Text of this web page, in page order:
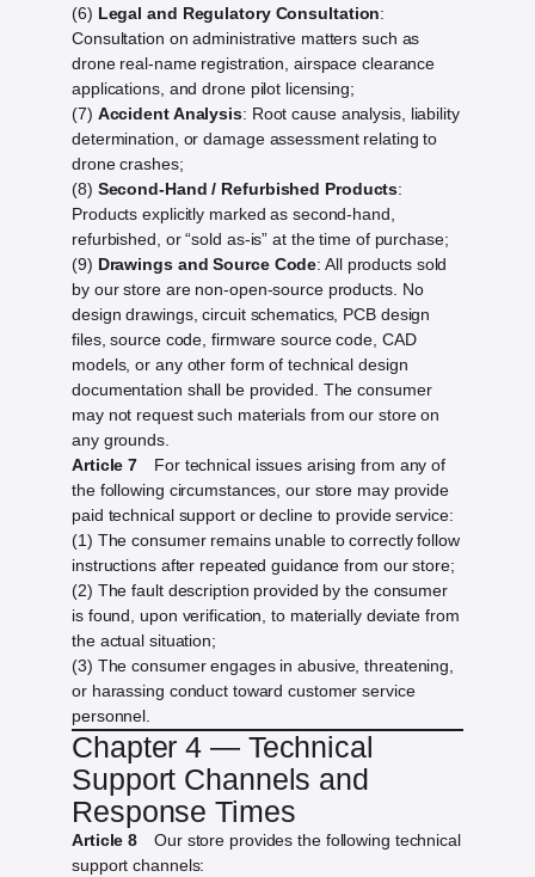
(6) Legal and Regulatory Consultation:
Consultation on administrative matters such as
drone real-name registration, airspace clearance
applications, and drone pilot licensing;
(7) Accident Analysis: Root cause analysis, liability
determination, or damage assessment relating to
drone crashes;
(8) Second-Hand / Refurbished Products:
Products explicitly marked as second-hand,
refurbished, or “sold as-is” at the time of purchase;
(9) Drawings and Source Code: All products sold
by our store are non-open-source products. No
design drawings, circuit schematics, PCB design
files, source code, firmware source code, CAD
models, or any other form of technical design
documentation shall be provided. The consumer
may not request such materials from our store on
any grounds.
Article 7 For technical issues arising from any of
the following circumstances, our store may provide
paid technical support or decline to provide service:
(1) The consumer remains unable to correctly follow
instructions after repeated guidance from our store;
(2) The fault description provided by the consumer
is found, upon verification, to materially deviate from
the actual situation;
(3) The consumer engages in abusive, threatening,
or harassing conduct toward customer service
personnel.
Chapter 4 — Technical
Support Channels and
Response Times
Article 8 Our store provides the following technical
support channels: